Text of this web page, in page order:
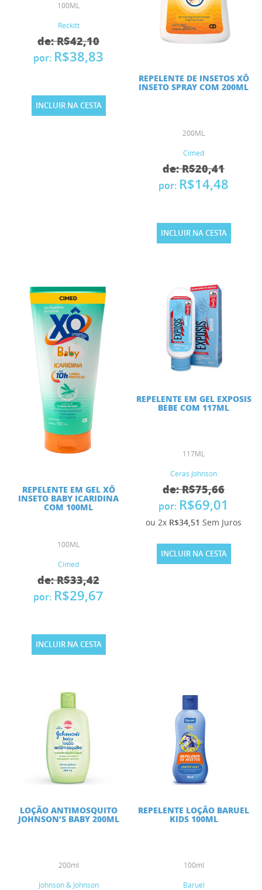
100ML
Reckitt
de: R$42,10
por: R$38,83
INCLUIR NA CESTA
REPELENTE DE INSETOS XÔ
INSETO SPRAY COM 200ML
200ML
Cimed
de: R$20,41
por: R$14,48
INCLUIR NA CESTA
REPELENTE EM GEL XÔ
INSETO BABY ICARIDINA
COM 100ML
100ML
Cimed
de: R$33,42
por: R$29,67
INCLUIR NA CESTA
REPELENTE EM GEL EXPOSIS
BEBE COM 117ML
117ML
Ceras Johnson
de: R$75,66
por: R$69,01
ou 2x R$34,51 Sem Juros
INCLUIR NA CESTA
LOÇÃO ANTIMOSQUITO
JOHNSON’S BABY 200ML
200ml
Johnson & Johnson
REPELENTE LOÇÃO BARUEL
KIDS 100ML
100ml
Baruel